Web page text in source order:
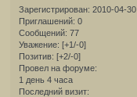
Зарегистрирован: 2010-04-30
Приглашений: 0
Сообщений: 77
Уважение: [+1/-0]
Позитив: [+2/-0]
Провел на форуме:
1 день 4 часа
Последний визит: